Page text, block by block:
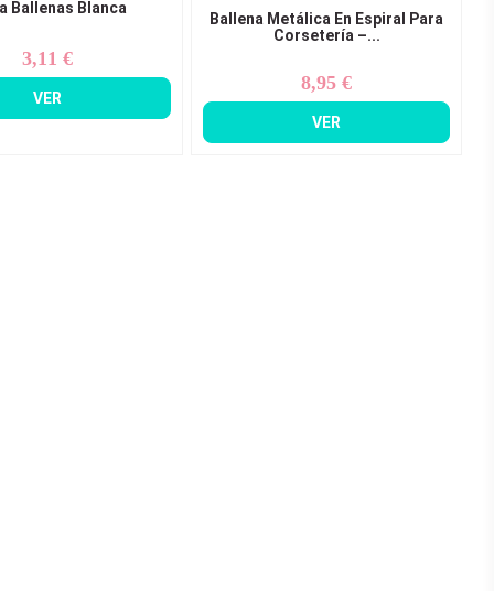
Ballenas Blanca
Precio
3,11 €
VER
Ballena Metálica En Espiral Para
Corsetería –...
Precio
8,95 €
VER